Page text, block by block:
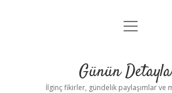
Gizlilik Politikası
Yasal Uyarı
menüyü
Günün
İlginç fikirler, gündelik paylaşımlar ve